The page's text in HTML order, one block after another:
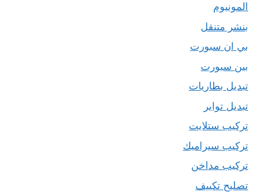
المونيوم
بنشر متنقل
بي ان سبورت
بين سبورت
تبديل بطاريات
تبديل تواير
تركيب ستلايت
تركيب سيراميك
تركيب مداخن
تصليح تكييف